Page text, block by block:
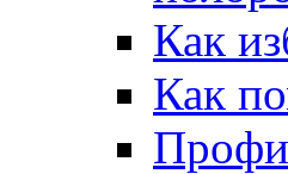
Как
Как